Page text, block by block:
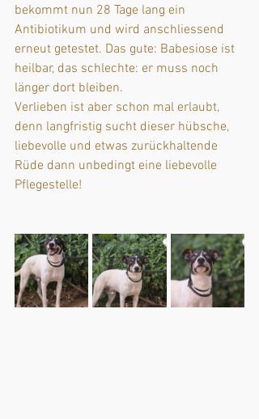
bekommt nun 28 Tage lang ein
Antibiotikum und wird anschliessend
erneut getestet. Das gute: Babesiose ist
heilbar, das schlechte: er muss noch
länger dort bleiben.
Verlieben ist aber schon mal erlaubt,
denn langfristig sucht dieser hübsche,
liebevolle und etwas zurückhaltende
Rüde dann unbedingt eine liebevolle
Pflegestelle!